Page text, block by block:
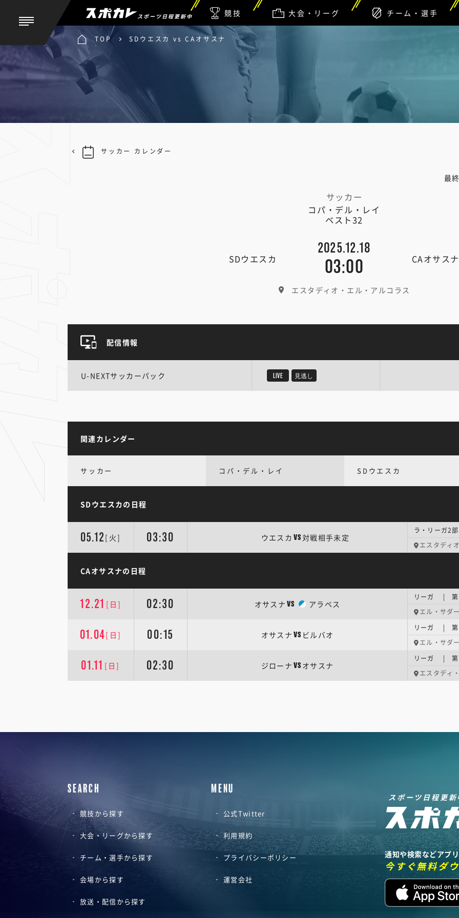
スポーツ日程更新中 競技 大会・リーグ チーム・選手
TOP SDウエスカ vs CAオサスナ
最
サッカー
コパ・デル・レイ
ベスト32
SDウエスカ
2025.12.18
03:00 CAオサスナ
エスタディオ・エル・アルコラス
サッカー カレンダー
配信情報
U-NEXTサッカーパック LIVE 見逃し
関連カレンダー
サッカー コパ・デル・レイ SDウエスカ
SDウエスカの日程
05.12 [火] 03:30 ウエスカ VS対戦相手未定
ラ・リーガ
エスタディ
CAオサスナの日程
12.21 [日] 02:30 オサスナ VS アラベス
リーガ | 第
エル・サダ
01.04[日] 00:15 オサスナ VS ビルバオ
リーガ | 第
エル・サダ
01.11 [日] 02:30 ジローナ VS オサスナ
リーガ | 第
エスタディ
SEARCH
競技から探す
大会・リーグから探す
チーム・選手から探す
会場から探す
放送・配信から探す
MENU
公式Twitter
利用規約
プライバシーポリシー
運営会社
スポーツ日程更新
通知や検索などアプ
今すぐ無料ダ